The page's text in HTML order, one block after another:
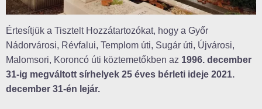
Értesítjük a Tisztelt Hozzátartozókat, hogy a Győr
Nádorvárosi, Révfalui, Templom úti, Sugár úti, Újvárosi,
Malomsori, Koroncó úti köztemetőkben az 1996. december
31-ig megváltott sírhelyek 25 éves bérleti ideje 2021.
december 31-én lejár.